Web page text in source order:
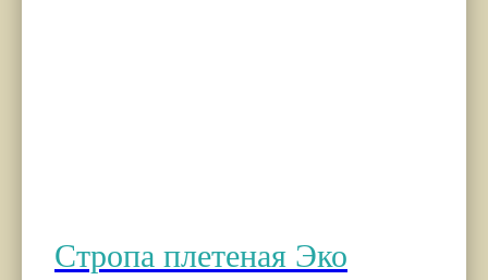
Стропа плетеная Эко